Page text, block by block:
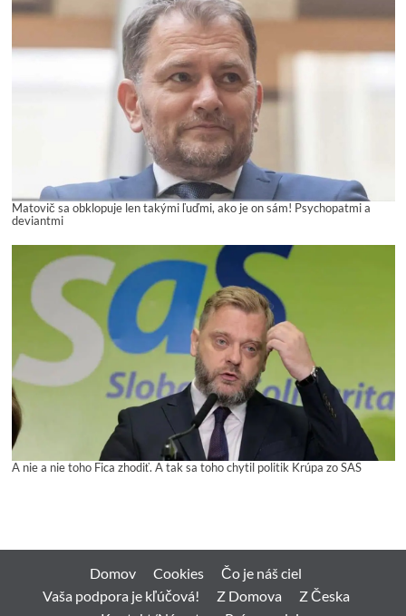
Matovič sa obklopuje len takými ľuďmi, ako je on sám! Psychopatmi a
deviantmi
A nie a nie toho Fica zhodiť. A tak sa toho chytil politik Krúpa zo SAS
Domov Cookies
Čo je náš ciel
Vaša podpora je kľúčová!
Z Domova
Z Česka